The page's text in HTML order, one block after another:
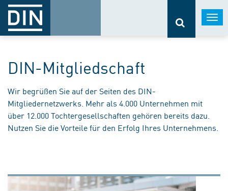
DIN-Mitgliedschaft
Wir begrüßen Sie auf der Seiten des DIN-
Mitgliedernetzwerks. Mehr als 4.000 Unternehmen mit
über 12.000 Tochtergesellschaften gehören bereits dazu.
Nutzen Sie die Vorteile für den Erfolg Ihres Unternehmens.